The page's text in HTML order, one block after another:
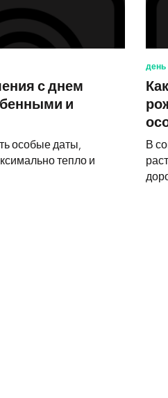
с днем
и
особые даты,
тепло и
день
В